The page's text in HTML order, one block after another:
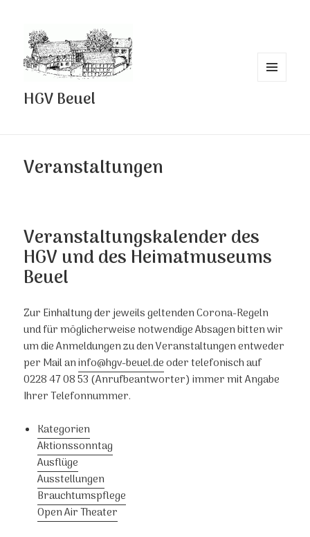
HGV Beuel
Veranstaltungen
Veranstaltungskalender des
HGV und des Heimatmuseums
Beuel
Zur Einhaltung der jeweils geltenden Corona-Regeln
und für möglicherweise notwendige Absagen bitten wir
um die Anmeldungen zu den Veranstaltungen entweder
per Mail aninfo@hgv-beuel.deoder telefonisch auf
0228 47 08 53 (Anrufbeantworter) immer mit Angabe
Ihrer Telefonnummer.
Kategorien
Aktionssonntag
Ausflüge
Ausstellungen
Brauchtumspflege
Open Air Theater